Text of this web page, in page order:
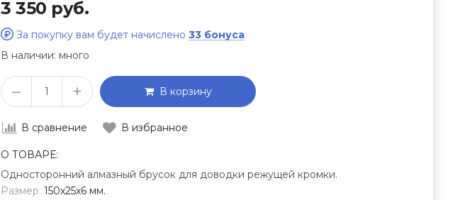
3 350 руб.
За покупку вам будет начислено 33 бонуса
В наличии: много
– + В корзину
В сравнение В избранное
О ТОВАРЕ:
Односторонний алмазный брусок для доводки режущей кромки.
Размер: 150х25х6 мм.